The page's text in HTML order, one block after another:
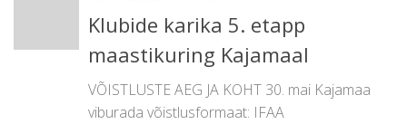
Klubide karika 5. etapp
maastikuring Kajamaal
VÕISTLUSTE AEG JA KOHT 30. mai Kajamaa
viburada võistlusformaat: IFAA